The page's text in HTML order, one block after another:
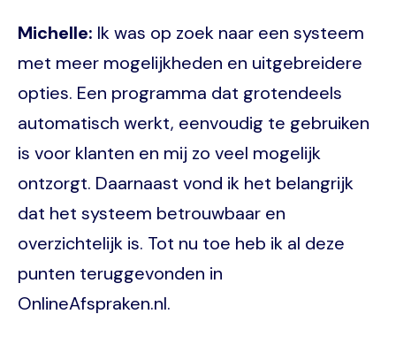
Michelle: Ik was op zoek naar een systeem
met meer mogelijkheden en uitgebreidere
opties. Een programma dat grotendeels
automatisch werkt, eenvoudig te gebruiken
is voor klanten en mij zo veel mogelijk
ontzorgt. Daarnaast vond ik het belangrijk
dat het systeem betrouwbaar en
overzichtelijk is. Tot nu toe heb ik al deze
punten teruggevonden in
OnlineAfspraken.nl.